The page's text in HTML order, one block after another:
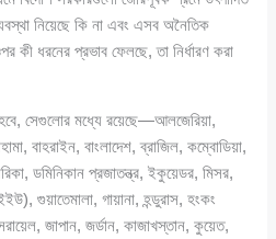
নিয়েছে কি না এবং এসব অনৈতিক
কী ধরনের প্রভাব ফেলছে, তা নির্ধারণ করা
সেগুলোর মধ্যে রয়েছে—আলজেরিয়া,
বাহরাইন, বাংলাদেশ, ব্রাজিল, কম্বোডিয়া,
ডমিনিকান প্রজাতন্ত্র, ইকুয়েডর, মিসর,
গুয়াতেমালা, গায়ানা, হন্ডুরাস, হংকং
জাপান, জর্ডান, কাজাখস্তান, কুয়েত,